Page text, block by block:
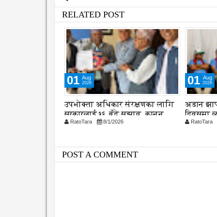
RELATED POST
01 Aug
2026
अडान झापाको २१ औ स्थापना
दिवसमा व्यवसायिक दक्षता,
विश्वसनीयता र गुणस्तरमा जोड
RatoTara 8/1/2026
02 Aug
2026
एभरेष्टको
प्रकृति र
RatoTara
POST A COMMENT